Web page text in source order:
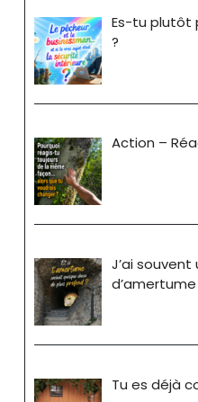
Es-tu plutôt
?
Action –
J’ai
d’amertume
Tu es déjà